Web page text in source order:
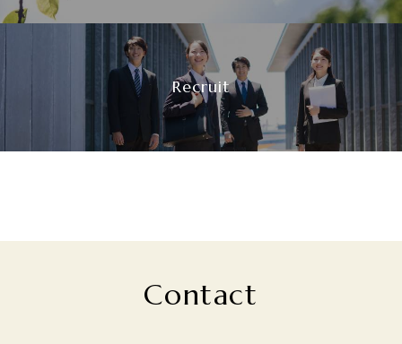
Recruit
Contact